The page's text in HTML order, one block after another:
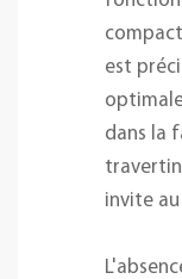
est
dans la
invite